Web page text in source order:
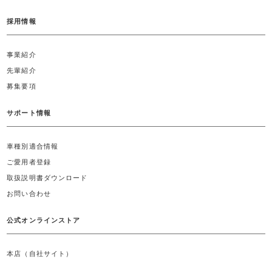
採用情報
事業紹介
先輩紹介
募集要項
サポート情報
車種別適合情報
ご愛用者登録
取扱説明書ダウンロード
お問い合わせ
公式オンラインストア
本店（自社サイト）